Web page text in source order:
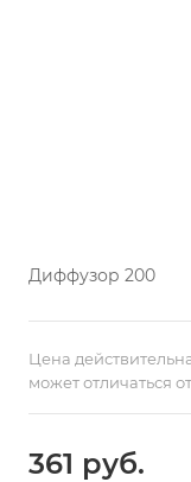
Диффузор 200
Цена
может отличаться
361 руб.